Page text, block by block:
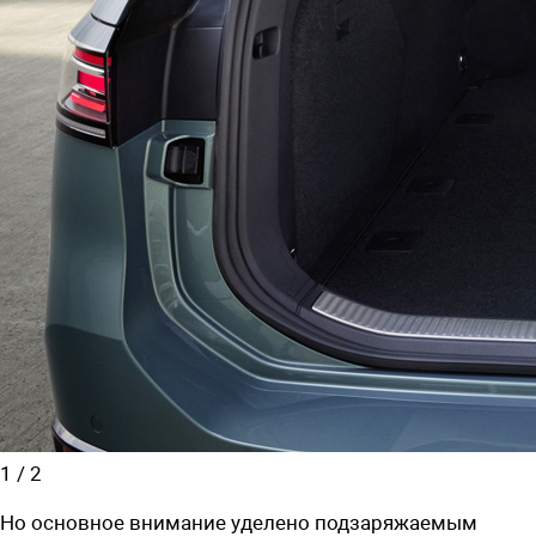
1 / 2
Но основное внимание уделено подзаряжаемым